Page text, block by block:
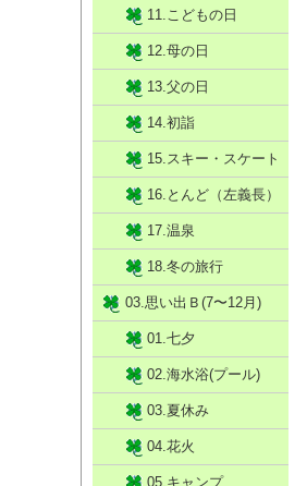
11.こどもの日
12.母の日
13.父の日
14.初詣
15.スキー・スケート
16.とんど（左義長）
17.温泉
18.冬の旅行
03.思い出Ｂ(7〜12月)
01.七夕
02.海水浴(プール)
03.夏休み
04.花火
05.キャンプ